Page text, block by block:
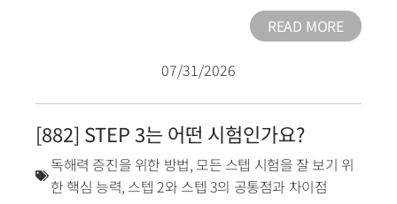
READ MORE
07/31/2026
[882] STEP 3는 어떤 시험인가요?
독해력 증진을 위한 방법, 모든 스텝 시험을 잘 보기 위
한 핵심 능력, 스텝 2와 스텝 3의 공통점과 차이점